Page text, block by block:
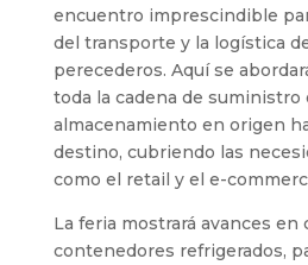
encuentro imprescindible
del transporte y la logística
perecederos. Aquí se
toda la cadena de suministro
almacenamiento en origen
destino, cubriendo las
como el retail y el e-
La feria mostrará avances en
contenedores refrigerados,